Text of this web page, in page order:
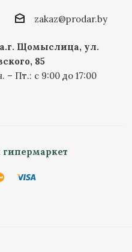
zakaz@prodar.by
Щомыслица, ул.
85
Пт.: с 9:00 до 17:00
гипермаркет